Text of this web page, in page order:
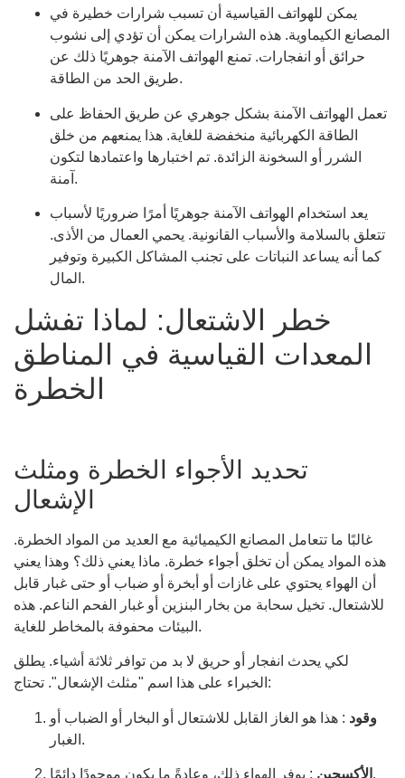
يمكن للهواتف القياسية أن تسبب شرارات خطيرة في
المصانع الكيماوية. هذه الشرارات يمكن أن تؤدي إلى نشوب
حرائق أو انفجارات. تمنع الهواتف الآمنة جوهريًا ذلك عن
طريق الحد من الطاقة.
تعمل الهواتف الآمنة بشكل جوهري عن طريق الحفاظ على
الطاقة الكهربائية منخفضة للغاية. هذا يمنعهم من خلق
الشرر أو السخونة الزائدة. تم اختبارها واعتمادها لتكون
آمنة.
يعد استخدام الهواتف الآمنة جوهريًا أمرًا ضروريًا لأسباب
تتعلق بالسلامة والأسباب القانونية. يحمي العمال من الأذى.
كما أنه يساعد النباتات على تجنب المشاكل الكبيرة وتوفير
المال.
خطر الاشتعال: لماذا تفشل
المعدات القياسية في المناطق
الخطرة
تحديد الأجواء الخطرة ومثلث
الإشعال
غالبًا ما تتعامل المصانع الكيميائية مع العديد من المواد الخطرة.
هذه المواد يمكن أن تخلق أجواء خطرة. ماذا يعني ذلك؟ وهذا يعني
أن الهواء يحتوي على غازات أو أبخرة أو ضباب أو حتى غبار قابل
للاشتعال. تخيل سحابة من بخار البنزين أو غبار الفحم الناعم. هذه
البيئات محفوفة بالمخاطر للغاية.
لكي يحدث انفجار أو حريق لا بد من توافر ثلاثة أشياء. يطلق
الخبراء على هذا اسم "مثلث الإشعال". تحتاج:
وقود : هذا هو الغاز القابل للاشتعال أو البخار أو الضباب أو
الغبار.
الأكسجين : يوفر الهواء ذلك، وعادةً ما يكون موجودًا دائمًا.